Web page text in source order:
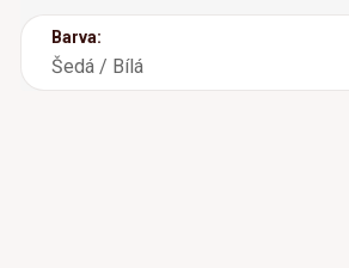
Barva:
Šedá / Bílá